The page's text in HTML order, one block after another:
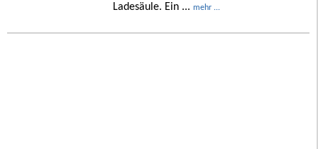
Ladesäule. Ein ... mehr ...